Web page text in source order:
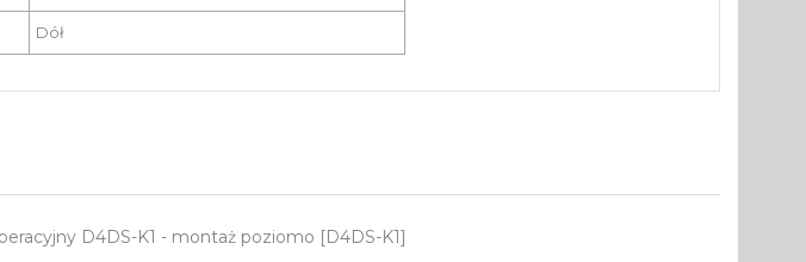
Dół
D4DS-K1 - montaż poziomo [D4DS-K1]